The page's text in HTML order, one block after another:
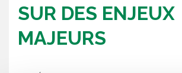
SUR DES ENJEUX
MAJEURS